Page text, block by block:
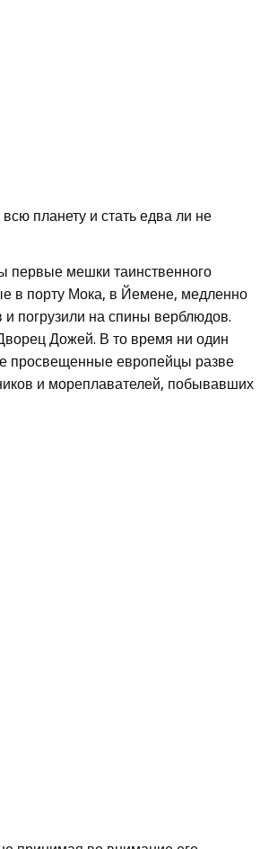
планету и стать едва ли не
первые мешки таинственного
в порту Мока, в Йемене, медленно
погрузили на спины верблюдов.
Дожей. В то время ни один
просвещенные европейцы разве
и мореплавателей, побывавших